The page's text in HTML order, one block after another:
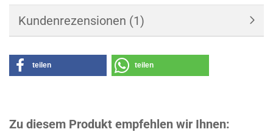
Kundenrezensionen (1)
teilen teilen
Zu diesem Produkt empfehlen wir Ihnen: